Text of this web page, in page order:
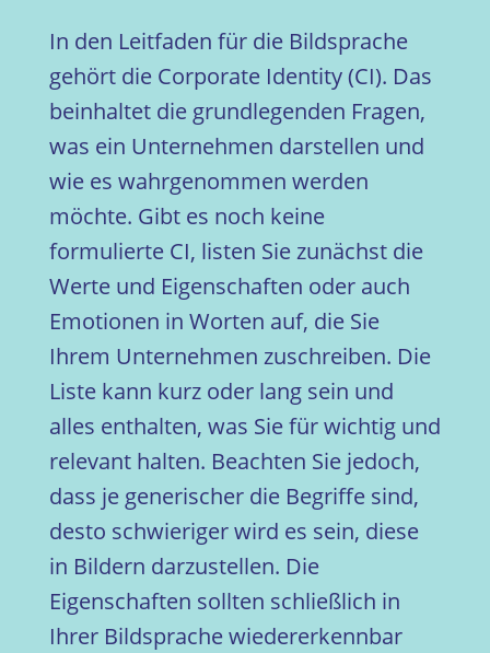
In den Leitfaden für die Bildsprache
gehört die Corporate Identity (CI). Das
beinhaltet die grundlegenden Fragen,
was ein Unternehmen darstellen und
wie es wahrgenommen werden
möchte. Gibt es noch keine
formulierte CI, listen Sie zunächst die
Werte und Eigenschaften oder auch
Emotionen in Worten auf, die Sie
Ihrem Unternehmen zuschreiben. Die
Liste kann kurz oder lang sein und
alles enthalten, was Sie für wichtig und
relevant halten. Beachten Sie jedoch,
dass je generischer die Begriffe sind,
desto schwieriger wird es sein, diese
in Bildern darzustellen. Die
Eigenschaften sollten schließlich in
Ihrer Bildsprache wiedererkennbar